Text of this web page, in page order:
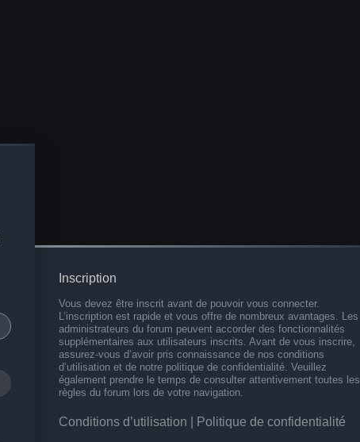
Inscription
Vous devez être inscrit avant de pouvoir vous connecter.
L’inscription est rapide et vous offre de nombreux avantages. Les
administrateurs du forum peuvent accorder des fonctionnalités
supplémentaires aux utilisateurs inscrits. Avant de vous inscrire,
assurez-vous d’avoir pris connaissance de nos conditions
d’utilisation et de notre politique de confidentialité. Veuillez
également prendre le temps de consulter attentivement toutes les
règles du forum lors de votre navigation.
Conditions d’utilisation Politique de confidentialité